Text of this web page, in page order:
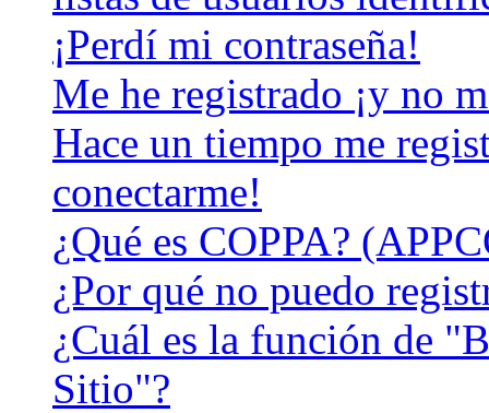
¡Perdí mi contraseña!
Me he registrado ¡y no
Hace un tiempo me
conectarme!
¿Qué es COPPA?
¿Por qué no puedo
¿Cuál es la función de
Sitio"?